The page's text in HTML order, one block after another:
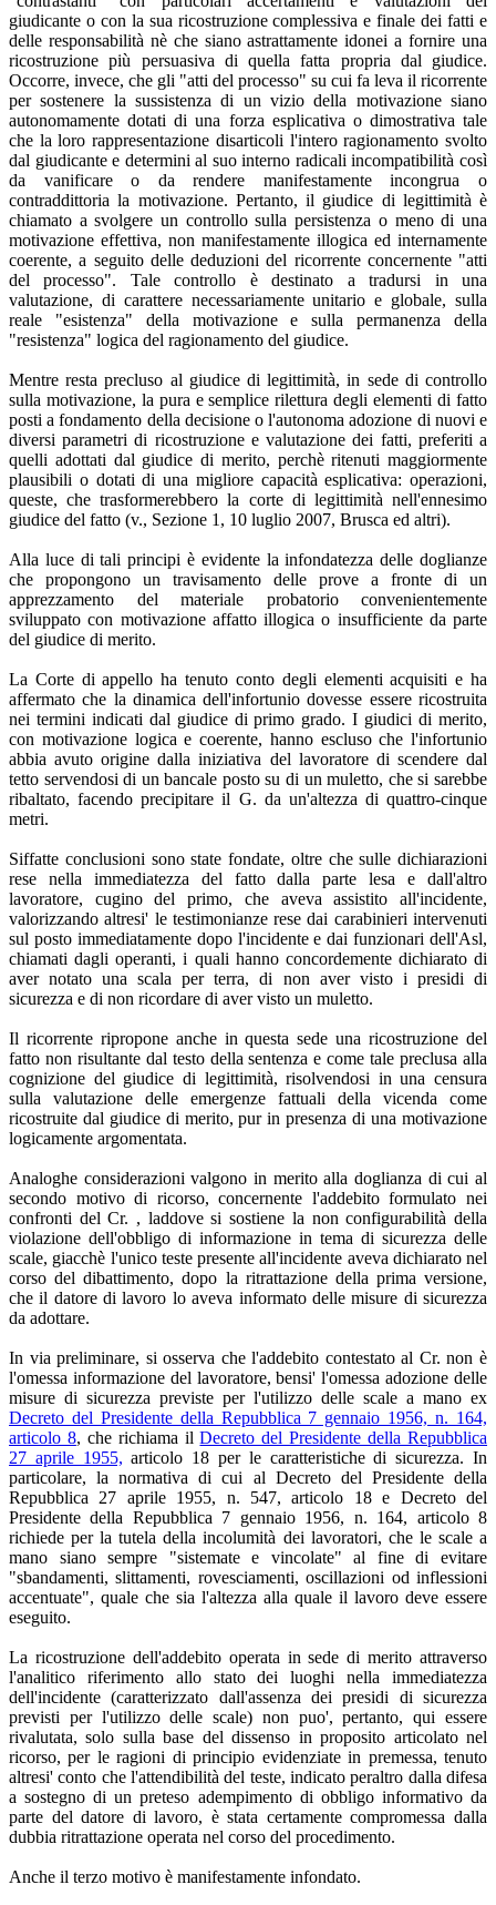
giudicante o con la sua ricostruzione complessiva e finale dei fatti e
delle responsabilità nè che siano astrattamente idonei a fornire una
ricostruzione più persuasiva di quella fatta propria dal giudice.
Occorre, invece, che gli "atti del processo" su cui fa leva il ricorrente
per sostenere la sussistenza di un vizio della motivazione siano
autonomamente dotati di una forza esplicativa o dimostrativa tale
che la loro rappresentazione disarticoli l'intero ragionamento svolto
dal giudicante e determini al suo interno radicali incompatibilità così
da vanificare o da rendere manifestamente incongrua o
contraddittoria la motivazione. Pertanto, il giudice di legittimità è
chiamato a svolgere un controllo sulla persistenza o meno di una
motivazione effettiva, non manifestamente illogica ed internamente
coerente, a seguito delle deduzioni del ricorrente concernente "atti
del processo". Tale controllo è destinato a tradursi in una
valutazione, di carattere necessariamente unitario e globale, sulla
reale "esistenza" della motivazione e sulla permanenza della
"resistenza" logica del ragionamento del giudice.
Mentre resta precluso al giudice di legittimità, in sede di controllo
sulla motivazione, la pura e semplice rilettura degli elementi di fatto
posti a fondamento della decisione o l'autonoma adozione di nuovi e
diversi parametri di ricostruzione e valutazione dei fatti, preferiti a
quelli adottati dal giudice di merito, perchè ritenuti maggiormente
plausibili o dotati di una migliore capacità esplicativa: operazioni,
queste, che trasformerebbero la corte di legittimità nell'ennesimo
giudice del fatto (v., Sezione 1, 10 luglio 2007, Brusca ed altri).
Alla luce di tali principi è evidente la infondatezza delle doglianze
che propongono un travisamento delle prove a fronte di un
apprezzamento del materiale probatorio convenientemente
sviluppato con motivazione affatto illogica o insufficiente da parte
del giudice di merito.
La Corte di appello ha tenuto conto degli elementi acquisiti e ha
affermato che la dinamica dell'infortunio dovesse essere ricostruita
nei termini indicati dal giudice di primo grado. I giudici di merito,
con motivazione logica e coerente, hanno escluso che l'infortunio
abbia avuto origine dalla iniziativa del lavoratore di scendere dal
tetto servendosi di un bancale posto su di un muletto, che si sarebbe
ribaltato, facendo precipitare il G. da un'altezza di quattro-cinque
metri.
Siffatte conclusioni sono state fondate, oltre che sulle dichiarazioni
rese nella immediatezza del fatto dalla parte lesa e dall'altro
lavoratore, cugino del primo, che aveva assistito all'incidente,
valorizzando altresi' le testimonianze rese dai carabinieri intervenuti
sul posto immediatamente dopo l'incidente e dai funzionari dell'Asl,
chiamati dagli operanti, i quali hanno concordemente dichiarato di
aver notato una scala per terra, di non aver visto i presidi di
sicurezza e di non ricordare di aver visto un muletto.
Il ricorrente ripropone anche in questa sede una ricostruzione del
fatto non risultante dal testo della sentenza e come tale preclusa alla
cognizione del giudice di legittimità, risolvendosi in una censura
sulla valutazione delle emergenze fattuali della vicenda come
ricostruite dal giudice di merito, pur in presenza di una motivazione
logicamente argomentata.
Analoghe considerazioni valgono in merito alla doglianza di cui al
secondo motivo di ricorso, concernente l'addebito formulato nei
confronti del Cr. , laddove si sostiene la non configurabilità della
violazione dell'obbligo di informazione in tema di sicurezza delle
scale, giacchè l'unico teste presente all'incidente aveva dichiarato nel
corso del dibattimento, dopo la ritrattazione della prima versione,
che il datore di lavoro lo aveva informato delle misure di sicurezza
da adottare.
In via preliminare, si osserva che l'addebito contestato al Cr. non è
l'omessa informazione del lavoratore, bensi' l'omessa adozione delle
misure di sicurezza previste per l'utilizzo delle scale a mano ex
Decreto del Presidente della Repubblica 7 gennaio 1956, n. 164,
articolo 8, che richiama ilDecreto del Presidente della Repubblica
27 aprile 1955, articolo 18 per le caratteristiche di sicurezza. In
particolare, la normativa di cui al Decreto del Presidente della
Repubblica 27 aprile 1955, n. 547, articolo 18 e Decreto del
Presidente della Repubblica 7 gennaio 1956, n. 164, articolo 8
richiede per la tutela della incolumità dei lavoratori, che le scale a
mano siano sempre "sistemate e vincolate" al fine di evitare
"sbandamenti, slittamenti, rovesciamenti, oscillazioni od inflessioni
accentuate", quale che sia l'altezza alla quale il lavoro deve essere
eseguito.
La ricostruzione dell'addebito operata in sede di merito attraverso
l'analitico riferimento allo stato dei luoghi nella immediatezza
dell'incidente (caratterizzato dall'assenza dei presidi di sicurezza
previsti per l'utilizzo delle scale) non puo', pertanto, qui essere
rivalutata, solo sulla base del dissenso in proposito articolato nel
ricorso, per le ragioni di principio evidenziate in premessa, tenuto
altresi' conto che l'attendibilità del teste, indicato peraltro dalla difesa
a sostegno di un preteso adempimento di obbligo informativo da
parte del datore di lavoro, è stata certamente compromessa dalla
dubbia ritrattazione operata nel corso del procedimento.
Anche il terzo motivo è manifestamente infondato.